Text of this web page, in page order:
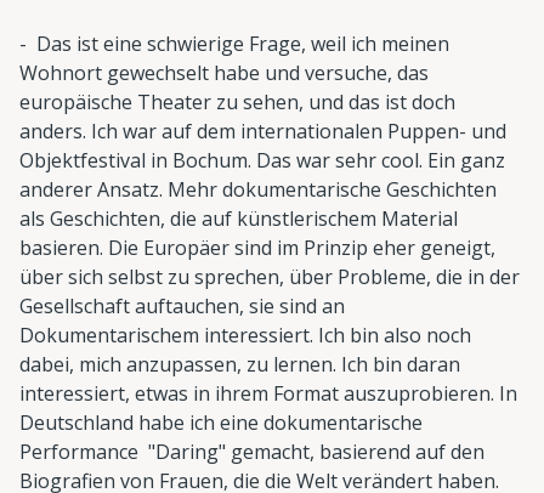
- Das ist eine schwierige Frage, weil ich meinen
Wohnort gewechselt habe und versuche, das
europäische Theater zu sehen, und das ist doch
anders. Ich war auf dem internationalen Puppen- und
Objektfestival in Bochum. Das war sehr cool. Ein ganz
anderer Ansatz. Mehr dokumentarische Geschichten
als Geschichten, die auf künstlerischem Material
basieren. Die Europäer sind im Prinzip eher geneigt,
über sich selbst zu sprechen, über Probleme, die in der
Gesellschaft auftauchen, sie sind an
Dokumentarischem interessiert. Ich bin also noch
dabei, mich anzupassen, zu lernen. Ich bin daran
interessiert, etwas in ihrem Format auszuprobieren. In
Deutschland habe ich eine dokumentarische
Performance "Daring" gemacht, basierend auf den
Biografien von Frauen, die die Welt verändert haben.